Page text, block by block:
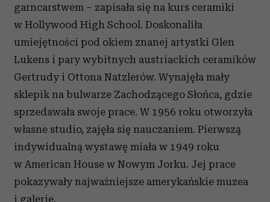
garncarstwem – zapisała się na kurs ceramiki
w Hollywood High School. Doskonaliła
umiejętności pod okiem znanej artystki Glen
Lukens i pary wybitnych austriackich ceramików
Gertrudy i Ottona Natzlerów. Wynajęła mały
sklepik na bulwarze Zachodzącego Słońca, gdzie
sprzedawała swoje prace. W 1956 roku otworzyła
własne studio, zajęła się nauczaniem. Pierwszą
indywidualną wystawę miała w 1949 roku
w American House w Nowym Jorku. Jej prace
pokazywały najważniejsze amerykańskie muzea
i galerie.